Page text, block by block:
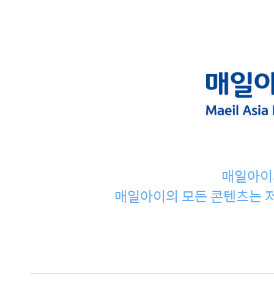
매일아
매일아이의 모든 콘텐츠는